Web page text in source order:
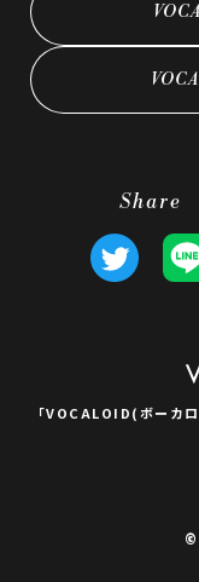
Share
「VOCALOID(ボーカ
©